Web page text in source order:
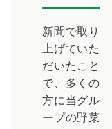
新聞で取り
上げていた
だいたこと
で、多くの
方に当グル
ープの野菜